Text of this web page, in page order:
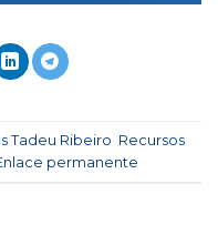
Tadeu Ribeiro Recursos
permanente